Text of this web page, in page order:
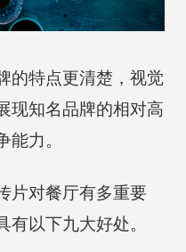
的特点更清楚，视觉
现知名品牌的相对高
能力。
片对餐厅有多重要
有以下九大好处。